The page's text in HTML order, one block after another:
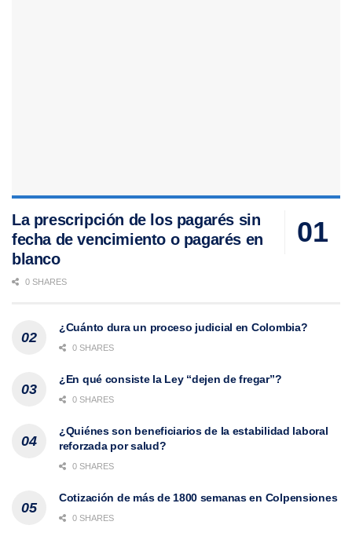
La prescripción de los pagarés sin
fecha de vencimiento o pagarés en
blanco
0 SHARES
¿Cuánto dura un proceso judicial en Colombia?
0 SHARES
¿En qué consiste la Ley “dejen de fregar”?
0 SHARES
¿Quiénes son beneficiarios de la estabilidad laboral
reforzada por salud?
0 SHARES
Cotización de más de 1800 semanas en Colpensiones
0 SHARES